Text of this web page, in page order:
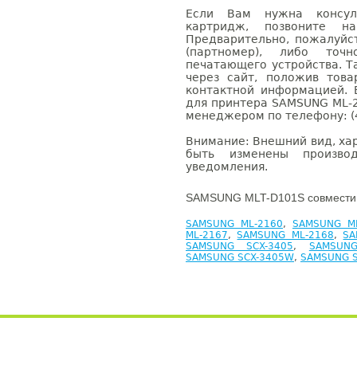
Если Вам нужна
картридж, позвоните
Предварительно,
(партномер), либо
печатающего устройства.
через сайт, положив
контактной информацией.
для принтера SAMSUNG
менеджером по телефону:
Внимание: Внешний вид,
быть изменены
уведомления.
SAMSUNG MLT-D101S
SAMSUNG ML-2160, SAMSUNG
ML-2167,SAMSUNG ML-2168,
SAMSUNG SCX-3405,
SAMSUNG SCX-3405W, SAMSUNG